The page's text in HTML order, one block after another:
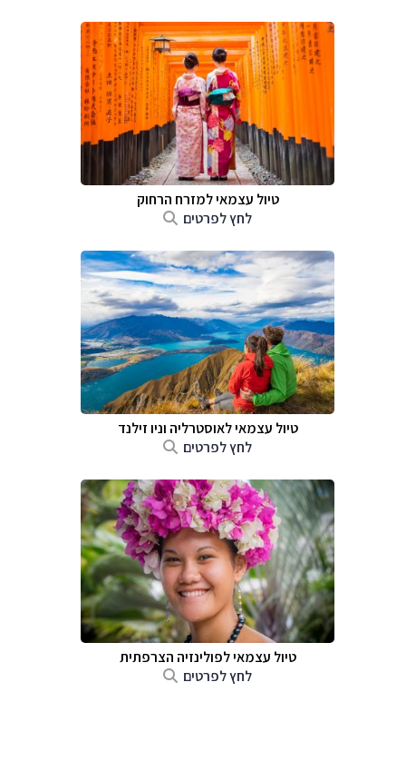
טיול עצמאי למזרח הרחוק
לחץ לפרטים
טיול עצמאי לאוסטרליה וניו זילנד
לחץ לפרטים
טיול עצמאי לפולינזיה הצרפתית
לחץ לפרטים